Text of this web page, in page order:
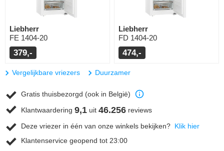
Liebherr
FE 1404-20
379,-
Liebherr
FD 1404-20
474,-
Vergelijkbare vriezers Duurzamer
Gratis thuisbezorgd (ook in België)
Klantwaardering 9,1 uit 46.256 reviews
Deze vriezer in één van onze winkels bekijken? Klik hier
Klantenservice geopend tot 23:00